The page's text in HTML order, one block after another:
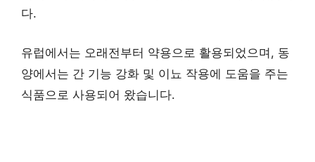
다.
유럽에서는 오래전부터 약용으로 활용되었으며, 동
양에서는 간 기능 강화 및 이뇨 작용에 도움을 주는
식품으로 사용되어 왔습니다.